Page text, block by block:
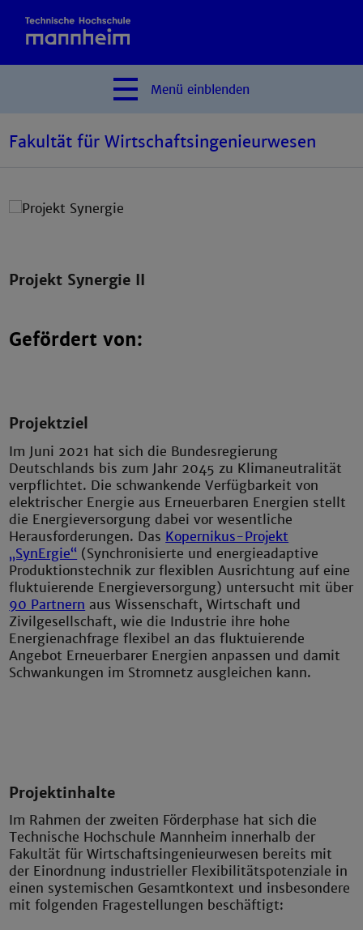
Menü einblenden
Fakultät für Wirtschaftsingenieurwesen
Projekt Synergie II
Gefördert von:
Projektziel
Im Juni 2021 hat sich die Bundesregierung
Deutschlands bis zum Jahr 2045 zu Klimaneutralität
verpflichtet. Die schwankende Verfügbarkeit von
elektrischer Energie aus Erneuerbaren Energien stellt
die Energieversorgung dabei vor wesentliche
Herausforderungen. Das Kopernikus-Projekt
„SynErgie“ (Synchronisierte und energieadaptive
Produktionstechnik zur flexiblen Ausrichtung auf eine
fluktuierende Energieversorgung) untersucht mit über
90 Partnern aus Wissenschaft, Wirtschaft und
Zivilgesellschaft, wie die Industrie ihre hohe
Energienachfrage flexibel an das fluktuierende
Angebot Erneuerbarer Energien anpassen und damit
Schwankungen im Stromnetz ausgleichen kann.
Projektinhalte
Im Rahmen der zweiten Förderphase hat sich die
Technische Hochschule Mannheim innerhalb der
Fakultät für Wirtschaftsingenieurwesen bereits mit
der Einordnung industrieller Flexibilitätspotenziale in
einen systemischen Gesamtkontext und insbesondere
mit folgenden Fragestellungen beschäftigt: